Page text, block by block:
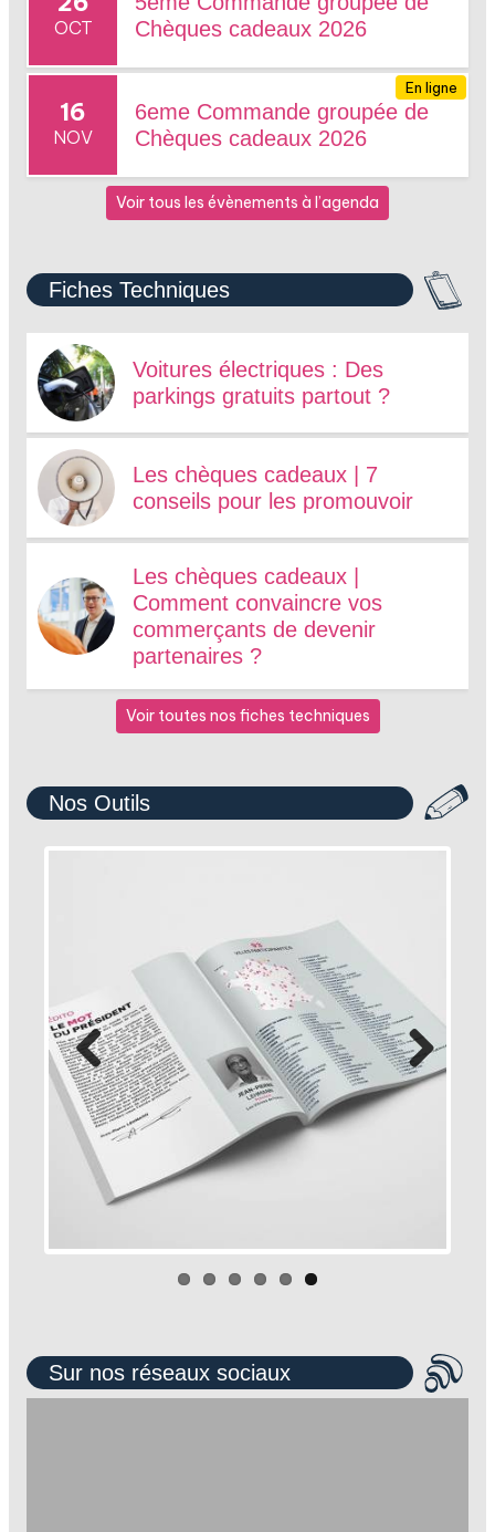
OCT
Chèques cadeaux 2026
16
NOV
6eme Commande groupée de
Chèques cadeaux 2026
En ligne
Voir tous les évènements à l’agenda
Fiches Techniques
Voitures électriques : Des
parkings gratuits partout ?
Les chèques cadeaux | 7
conseils pour les promouvoir
Les chèques cadeaux |
Comment convaincre vos
commerçants de devenir
partenaires ?
Voir toutes nos fiches techniques
Nos Outils
Sur nos réseaux sociaux